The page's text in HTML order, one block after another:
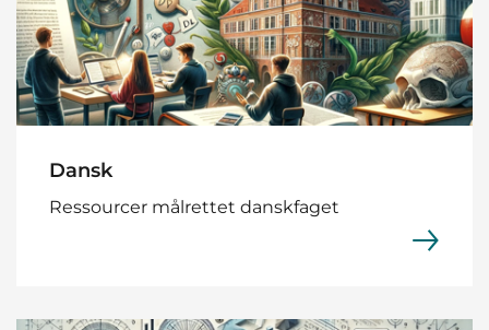
Dansk
Ressourcer målrettet danskfaget